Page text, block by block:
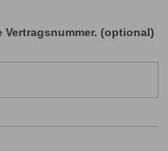
(optional)